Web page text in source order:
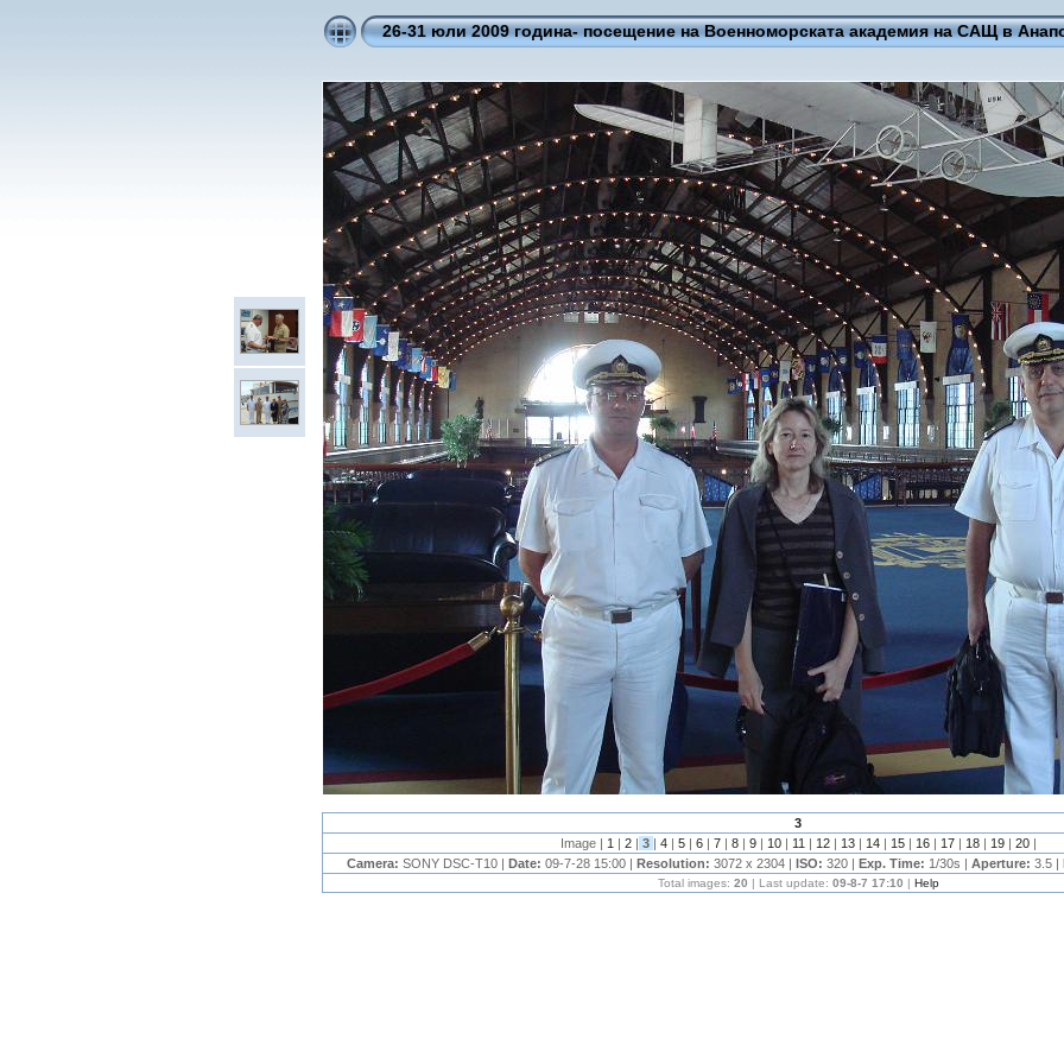
26-31 юли 2009 година- посещение на Военноморската академия на САЩ в
3
Image | 1 | 2 | 3 | 4 | 5 | 6 | 7 | 8 | 9 | 10 | 11 | 12 | 13 | 14 | 15 | 16 | 17 | 18 | 19 | 20 |
Camera: SONY DSC-T10 | Date: 09-7-28 15:00 | Resolution: 3072 x 2304 | ISO: 320 | Exp. Time: 1/30s | Aperture: 3.5 |
Total images: 20 | Last update: 09-8-7 17:10 | Help